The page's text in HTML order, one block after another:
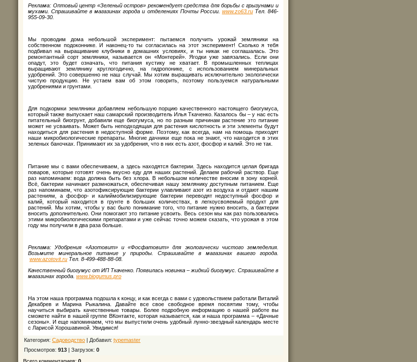
Реклама: Оптовый центр «Зеленый остров» рекомендует средства для борьбы с грызунами и
мухами. Спрашивайте в магазинах города и отделениях Почты России. www.zo63.ruТел. 846-
955-09-30.
Мы проводим дома небольшой эксперимент: пытаемся получить урожай земляники на
собственном подоконнике. И наконец-то ты согласилась на этот эксперимент! Сколько я тебя
подбивал на выращивание клубники в домашних условиях, и ты никак не соглашалась. Это
ремонтантный сорт земляники, называется он «Монтерей». Ягодки уже завязались. Если они
опадут, это будет означать, что питания кустику не хватает. В промышленных теплицах
выращивают землянику круглогодично, на гидропонике, с использованием минеральных
удобрений. Это совершенно не наш случай. Мы хотим выращивать исключительно экологически
чистую продукцию. Не устаем вам об этом говорить, поэтому пользуемся натуральными
удобрениями и грунтами.
Для подкормки земляники добавляем небольшую порцию качественного настоящего биогумуса,
который также выпускает наш самарский производитель Илья Ткаченко. Казалось бы – у нас есть
питательный биогрунт, добавили еще биогумуса, но по разным причинам растение это питание
может не усваивать. Может быть неподходящая для растения кислотность и эти элементы будут
находиться для растения в недоступной форме. Поэтому, как всегда, нам на помощь приходят
наши микробиологические препараты. Многие дачники еще пока не знают, что находится в этих
зеленых баночках. Принимают их за удобрения, что в них есть азот, фосфор и калий. Это не так.
Питание мы с вами обеспечиваем, а здесь находятся бактерии. Здесь находится целая бригада
поваров, которые готовят очень вкусно еду для наших растений. Делаем рабочий раствор. Еще
раз напоминаем: вода должна быть без хлора. В небольшом количестве вносим в зону корней.
Всё, бактерии начинают размножаться, обеспечивая нашу землянику доступным питанием. Еще
раз напоминаем, что азотофиксирующие бактерии улавливают азот из воздуха и отдают нашим
растениям, а фосфор- и калиймобилизирующие бактерии переводят недоступный фосфор и
калий, который находится в грунте в больших количествах, в легкоусвояемый продукт для
растений. Мы хотим, чтобы у вас было понимание того, что питание нужно вносить, а бактерии
вносить дополнительно. Они помогают это питание усвоить. Весь сезон мы как раз пользовались
этими микробиологическими препаратами и уже сейчас точно можем сказать, что урожая в этом
году мы получили в два раза больше.
Реклама: Удобрения «Азотовит» и «Фосфатовит» для экологически чистого земледелия.
Возьмите минеральное питание у природы. Спрашивайте в магазинах вашего города.
www.azotovit.ru Тел. 8-499-488-88-08.
Качественный биогумус от ИП Ткаченко. Появилась новинка – жидкий биогумус. Спрашивайте в
магазинах города. www.biogumus.pro
На этом наша программа подошла к концу, и как всегда с вами с удовольствием работали Виталий
Декабрев и Марина Рыкалина. Давайте все свое свободное время посвятим тому, чтобы
научиться выбирать качественные товары. Более подробную информацию о нашей работе вы
сможете найти в нашей группе ВКонтакте, которая называется, как и наша программа – «Дачные
сезоны». И еще напоминаем, что мы выпустили очень удобный лунно-звездный календарь месте
с Ларисой Хорошавиной. Увидимся!
Категория: Садоводство | Добавил: typemaster
Просмотров: 913 | Загрузок: 0